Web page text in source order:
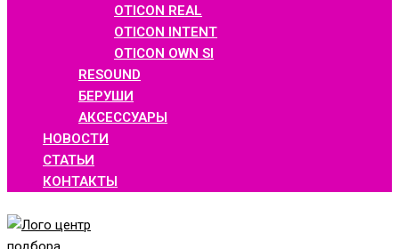
OTICON REAL
OTICON INTENT
OTICON OWN SI
RESOUND
БЕРУШИ
АКСЕССУАРЫ
НОВОСТИ
СТАТЬИ
КОНТАКТЫ